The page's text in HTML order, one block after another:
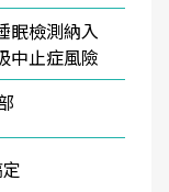
眠檢測納入
中止症風險